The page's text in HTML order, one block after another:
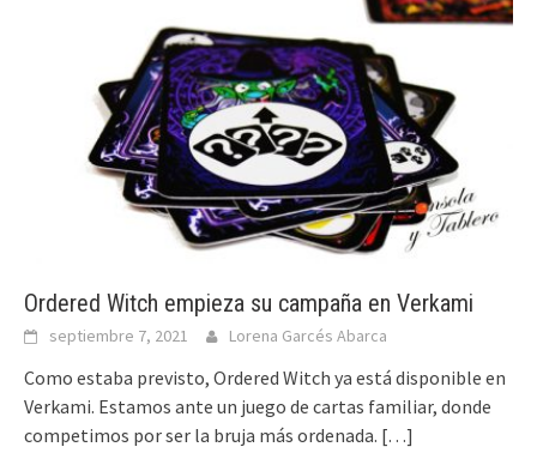
Ordered Witch empieza su campaña en Verkami
septiembre 7, 2021 Lorena Garcés Abarca
Como estaba previsto, Ordered Witch ya está disponible en
Verkami. Estamos ante un juego de cartas familiar, donde
competimos por ser la bruja más ordenada. […]